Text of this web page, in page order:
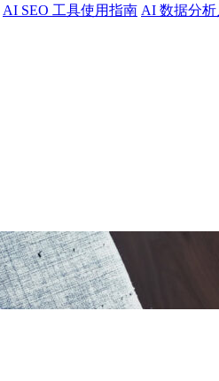
AI SEO 工具使用指南 AI 数据分析